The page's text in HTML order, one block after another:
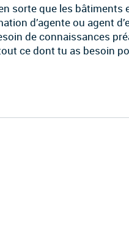
sorte que les bâtiments
d’agente ou agent
de connaissances
ce dont tu as besoin